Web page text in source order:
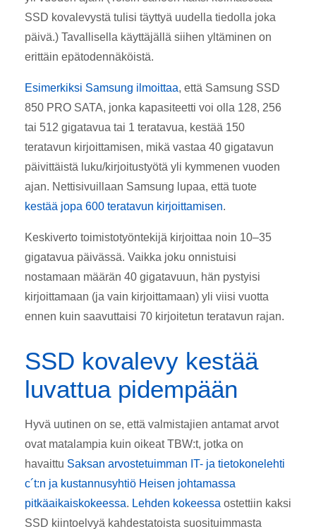
SSD kovalevystä tulisi täyttyä uudella tiedolla joka
päivä.) Tavallisella käyttäjällä siihen yltäminen on
erittäin epätodennäköistä.
Esimerkiksi Samsung ilmoittaa, että Samsung SSD
850 PRO SATA, jonka kapasiteetti voi olla 128, 256
tai 512 gigatavua tai 1 teratavua, kestää 150
teratavun kirjoittamisen, mikä vastaa 40 gigatavun
päivittäistä luku/kirjoitustyötä yli kymmenen vuoden
ajan. Nettisivuillaan Samsung lupaa, että tuote
kestää jopa 600 teratavun kirjoittamisen.
Keskiverto toimistotyöntekijä kirjoittaa noin 10–35
gigatavua päivässä. Vaikka joku onnistuisi
nostamaan määrän 40 gigatavuun, hän pystyisi
kirjoittamaan (ja vain kirjoittamaan) yli viisi vuotta
ennen kuin saavuttaisi 70 kirjoitetun teratavun rajan.
SSD kovalevy kestää
luvattua pidempään
Hyvä uutinen on se, että valmistajien antamat arvot
ovat matalampia kuin oikeat TBW:t, jotka on
havaittu Saksan arvostetuimman IT- ja tietokonelehti
c´t:n ja kustannusyhtiö Heisen johtamassa
pitkäaikaiskokeessa. Lehden kokeessa ostettiin kaksi
SSD kiintoelvyä kahdestatoista suosituimmasta